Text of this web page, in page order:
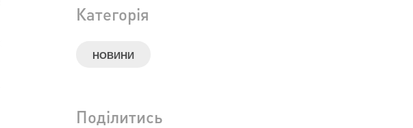
Категорія
НОВИНИ
Поділитись